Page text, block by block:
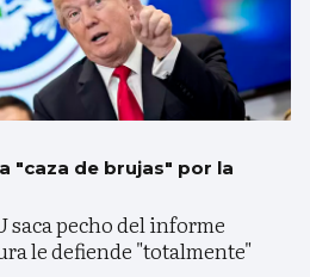
"caza de brujas" por la
saca pecho del informe
le defiende "totalmente"